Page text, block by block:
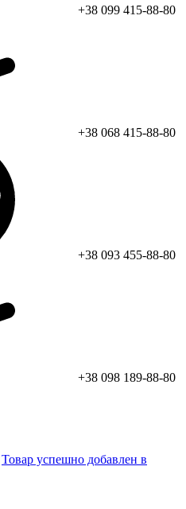
+38 099 415-88-80
+38 068 415-88-80
+38 093 455-88-80
+38 098 189-88-80
Товар успешно добавлен в